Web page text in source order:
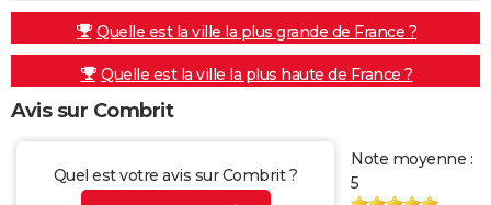
Quelle est la ville la plus grande de France ?
Quelle est la ville la plus haute de France ?
Avis sur Combrit
Quel est votre avis sur Combrit ?
Note moyenne :
5